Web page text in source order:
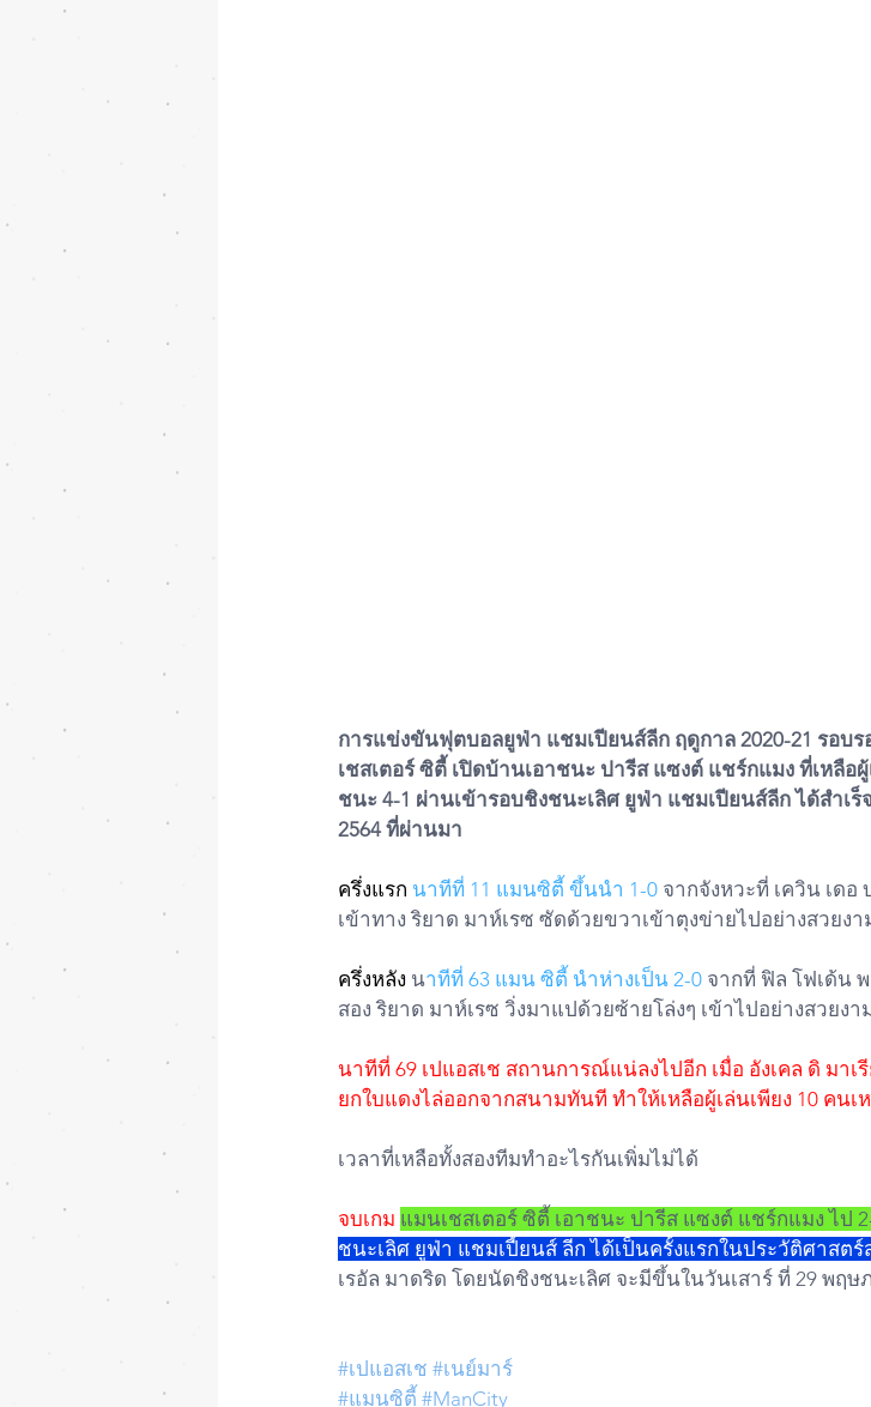
การแข่งขันฟุตบอลยูฟ่า แชมเปียนส์ลีก ฤดูกาล 2020-21 รอบ
เชสเตอร์ ซิตี้ เปิดบ้านเอาชนะ ปารีส แซงต์ แชร์กแมง ที่เหลือ
ชนะ 4-1 ผ่านเข้ารอบชิงชนะเลิศ ยูฟ่า แชมเปียนส์ลีก ได้สำเ
2564 ที่ผ่านมา
ครึ่งแรก นาทีที่ 11 แมนซิตี้ ขึ้นนำ 1-0 จากจังหวะที่ เควิน เด
เข้าทาง ริยาด มาห์เรซ ซัดด้วยขวาเข้าตุงข่ายไปอย่างสวยงา
ครึ่งหลัง นาทีที่ 63 แมน ซิตี้ นำห่างเป็น 2-0 จากที่ ฟิล โฟเด้น
สอง ริยาด มาห์เรซ วิ่งมาแปด้วยซ้ายโล่งๆ เข้าไปอย่างสวยงา
นาทีที่ 69 เปแอสเช สถานการณ์แน่ลงไปอีก เมื่อ อังเคล ดิ มา
ยกใบแดงไล่ออกจากสนามทันที ทำให้เหลือผู้เล่นเพียง 10 คน
เวลาที่เหลือทั้งสองทีมทำอะไรกันเพิ่มไม่ได้
จบเกม แมนเชสเตอร์ ซิตี้ เอาชนะ ปารีส แซงต์ แชร์กแมง ไป
ชนะเลิศ ยูฟ่า แชมเปี้ยนส์ ลีก ได้เป็นครั้งแรกในประวัติศาสตร์
เรอัล มาดริด โดยนัดชิงชนะเลิศ จะมีขึ้นในวันเสาร์ ที่ 29 พฤ
#เปแอสเช #เนย์มาร์
#แมนซิตี้ #ManCity